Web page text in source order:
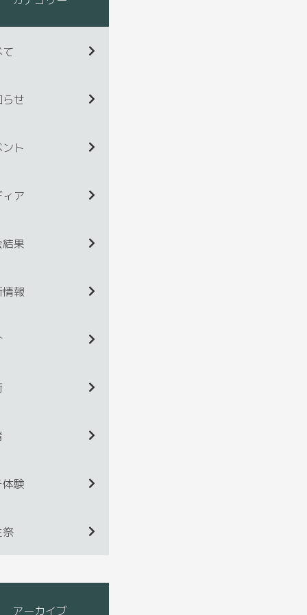
せ
ト
ア
果
報
験
祭
アーカイブ